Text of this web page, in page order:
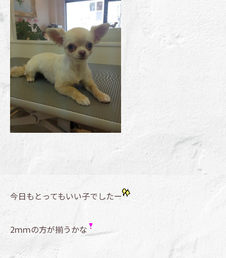
今日もとってもいい子でしたー
2ｍｍの方が揃うかな